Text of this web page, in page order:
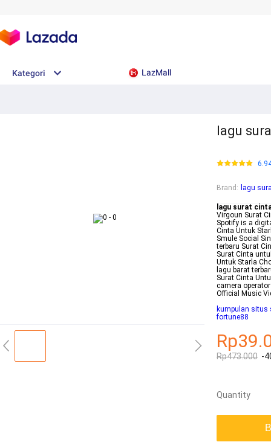
Kategori LazMall
lagu
Brand : lagu
lagu surat
Virgoun Surat
Spotify is a
Cinta Untuk
Smule Social
terbaru Surat
Surat Cinta
Untuk Starla
lagu barat
Surat Cinta
camera
Official Music
kumpulan situs
fortune88
Rp473.000 -
Quantity